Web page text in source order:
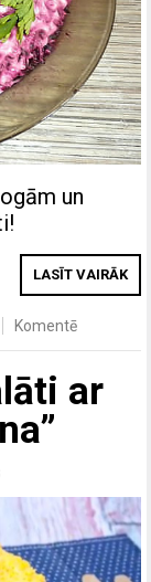
un
LASĪT VAIRĀK
Komentē
ar